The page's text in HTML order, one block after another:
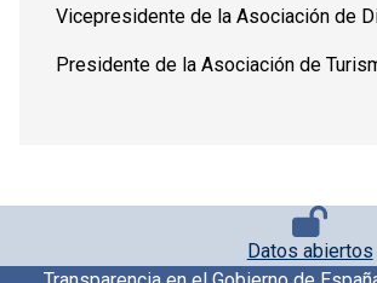
Vicepresidente de la Asociación de
Presidente de la Asociación de
Pie de página con
Datos abiertos